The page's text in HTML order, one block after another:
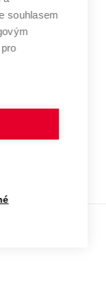
souhlasem